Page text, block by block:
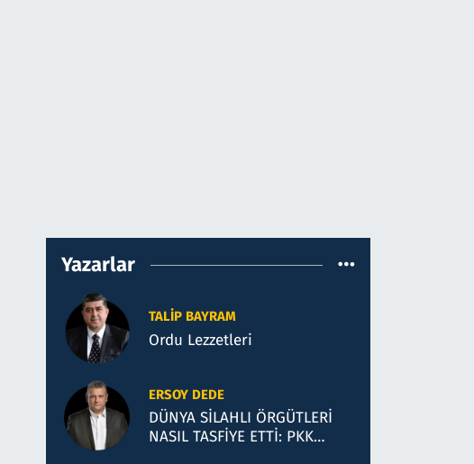
Yazarlar
TALIP BAYRAM
Ordu Lezzetleri
ERSOY DEDE
DÜNYA SİLAHLI ÖRGÜTLERİ
NASIL TASFİYE ETTİ: PKK